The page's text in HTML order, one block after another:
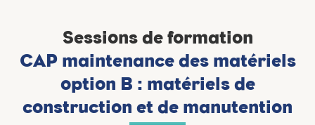
Sessions de formation
CAP maintenance des matériels
option B : matériels de
construction et de manutention